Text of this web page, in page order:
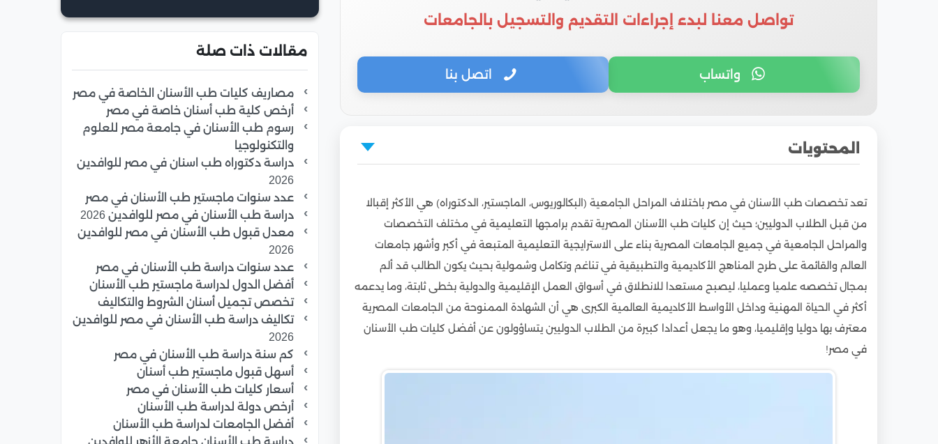
تواصل معنا لبدء إجراءات التقديم والتسجيل بالجامعات
واتساب اتصل بنا
المحتويات
2
أفضل كليات طب أسنان في مصر ( الحكومية )
3
أفضل كليات طب الأسنان الخاصة في مصر
تكلفة دراسة طب الأسنان في مصر لغير المصريين
شروط القبول في جامعات طب الأسنان للطلاب الوافدين في مصر
6
التخصصات والبرامج الدراسية في طب الأسنان للطلاب الوافدين
7
كم سنة دراسة طب الأسنان في مصر للطلاب الوافدين
8
عدد سنوات الدراسات العليا في طب الأسنان في مصر
متى يبدأ التقديم للجامعات المصرية للطلاب الوافدين
تعد تخصصات طب الأسنان في مصر باختلاف المراحل الجامعية (البكالوريوس، الماجستير، الدكتوراه) هي الأكثر إقبالا
من قبل الطلاب الدوليين؛ حيث إن كليات طب الأسنان المصرية تقدم برامجها التعليمية في مختلف التخصصات
والمراحل الجامعية في جميع الجامعات المصرية بناء على الاسترايجية التعليمية المتبعة في أكبر وأشهر جامعات
العالم والقائمة على طرح المناهج الأكاديمية والتطبيقية في تناغم وتكامل وشمولية بحيث يكون الطالب قد ألم
بمجال تخصصه علميا وعمليا، ليصبح مستعدا للانطلاق في أسواق العمل الإقليمية والدولية بخطى ثابتة، وما يدعمه
أكثر في الحياة المهنية وداخل الأواسط الأكاديمية العالمية الكبرى هي أن الشهادة الممنوحة من الجامعات المصرية
معترف بها دوليا وإقليميا، وهو ما يجعل أعدادا كبيرة من الطلاب الدوليين يتساؤولون عن أفضل كليات طب الأسنان
في مصر!
مقالات ذات صلة
مصاريف كليات طب الأسنان الخاصة في مصر
أرخص كلية طب أسنان خاصة في مصر
رسوم طب الأسنان في جامعة مصر للعلوم
والتكنولوجيا
دراسة دكتوراه طب اسنان في مصر للوافدين
2026
عدد سنوات ماجستير طب الأسنان في مصر
دراسة طب الأسنان في مصر للوافدين 2026
معدل قبول طب الأسنان في مصر للوافدين
2026
عدد سنوات دراسة طب الأسنان في مصر
أفضل الدول لدراسة ماجستير طب الأسنان
تخصص تجميل أسنان الشروط والتكاليف
تكاليف دراسة طب الأسنان في مصر للوافدين
2026
كم سنة دراسة طب الأسنان في مصر
أسهل قبول ماجستير طب أسنان
أسعار كليات طب الأسنان في مصر
أرخص دولة لدراسة طب الأسنان
أفضل الجامعات لدراسة طب الأسنان
دراسة طب الأسنان جامعة الأزهر للوافدين